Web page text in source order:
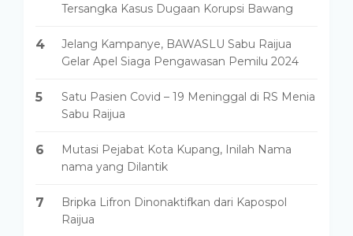
Tersangka Kasus Dugaan Korupsi Bawang
4
Jelang Kampanye, BAWASLU Sabu Raijua
Gelar Apel Siaga Pengawasan Pemilu 2024
5
Satu Pasien Covid – 19 Meninggal di RS Menia
Sabu Raijua
6
Mutasi Pejabat Kota Kupang, Inilah Nama
nama yang Dilantik
7
Bripka Lifron Dinonaktifkan dari Kapospol
Raijua